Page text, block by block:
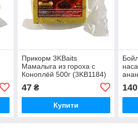
Прикорм 3KBaits
Мамалыга из гороха с
Коноплёй 500г (3KB1184)
47₴
Купити
140